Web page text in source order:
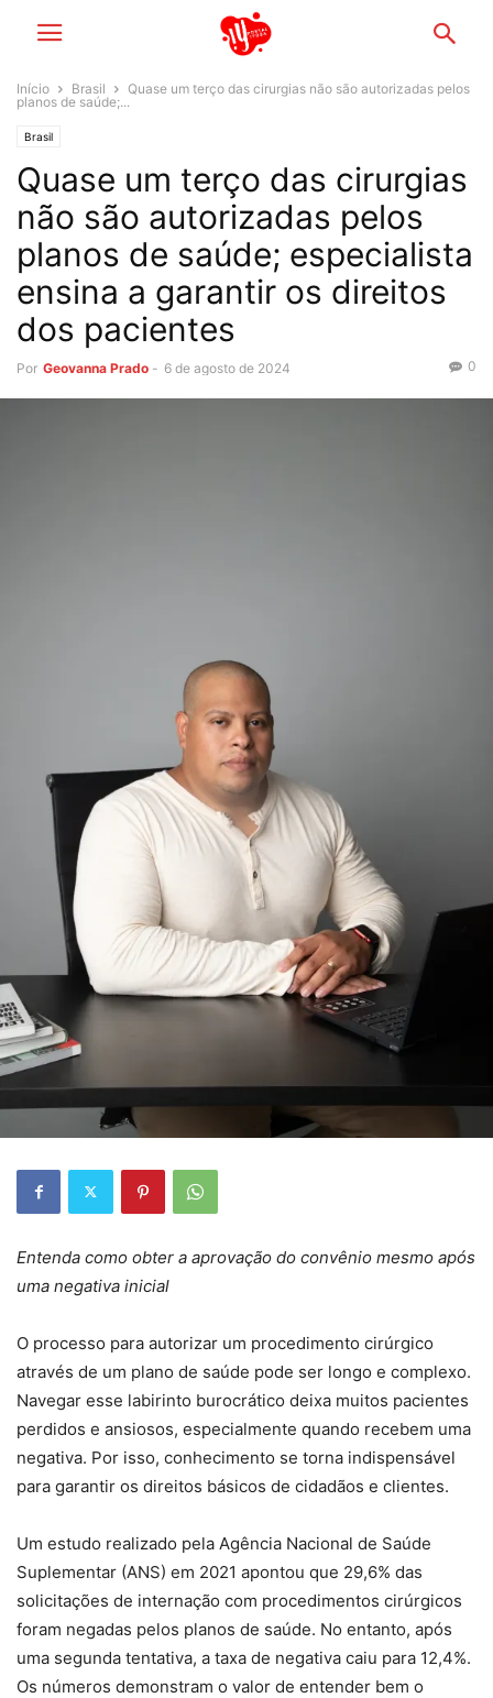
Início Brasil
Quase um terço das cirurgias não são autorizadas pelos
planos de saúde;...
Brasil
Quase um terço das cirurgias
não são autorizadas pelos
planos de saúde; especialista
ensina a garantir os direitos
dos pacientes
Por Geovanna Prado - 6 de agosto de 2024 0
Entenda como obter a aprovação do convênio mesmo após
uma negativa inicial
O processo para autorizar um procedimento cirúrgico
através de um plano de saúde pode ser longo e complexo.
Navegar esse labirinto burocrático deixa muitos pacientes
perdidos e ansiosos, especialmente quando recebem uma
negativa. Por isso, conhecimento se torna indispensável
para garantir os direitos básicos de cidadãos e clientes.
Um estudo realizado pela Agência Nacional de Saúde
Suplementar (ANS) em 2021 apontou que 29,6% das
solicitações de internação com procedimentos cirúrgicos
foram negadas pelos planos de saúde. No entanto, após
uma segunda tentativa, a taxa de negativa caiu para 12,4%.
Os números demonstram o valor de entender bem o